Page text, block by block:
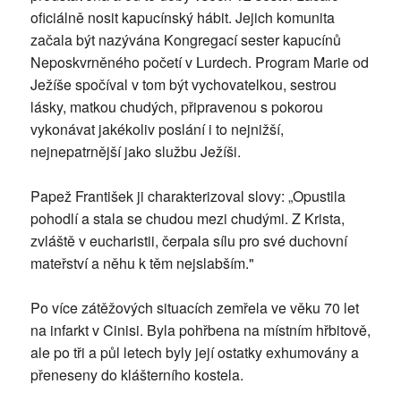
oficiálně nosit kapucínský hábit. Jejich komunita
začala být nazývána Kongregací sester kapucínů
Neposkvrněného početí v Lurdech. Program Marie od
Ježíše spočíval v tom být vychovatelkou, sestrou
lásky, matkou chudých, připravenou s pokorou
vykonávat jakékoliv poslání i to nejnižší,
nejnepatrnější jako službu Ježíši.
Papež František ji charakterizoval slovy: „Opustila
pohodlí a stala se chudou mezi chudými. Z Krista,
zvláště v eucharistii, čerpala sílu pro své duchovní
mateřství a něhu k těm nejslabším."
Po více zátěžových situacích zemřela ve věku 70 let
na infarkt v Cinisi. Byla pohřbena na místním hřbitově,
ale po tři a půl letech byly její ostatky exhumovány a
přeneseny do klášterního kostela.